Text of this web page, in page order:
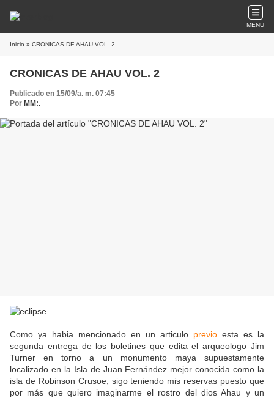
MENU
Inicio » CRONICAS DE AHAU VOL. 2
CRONICAS DE AHAU VOL. 2
Publicado en 15/09/a. m. 07:45
Por MM:.
Como ya habia mencionado en un articulo previo esta es la
segunda entrega de los boletines que edita el arqueologo Jim
Turner en torno a un monumento maya supuestamente
localizado en la Isla de Juan Fernández mejor conocida como la
isla de Robinson Crusoe, sigo teniendo mis reservas puesto que
por más que quiero imaginarme el rostro del dios Ahau y un